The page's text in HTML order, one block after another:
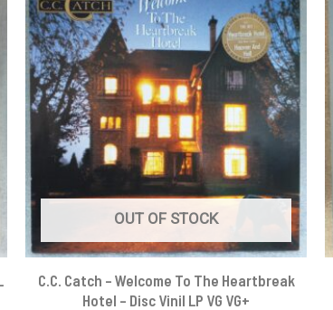
OUT OF STOCK
C.C. Catch – Welcome To The Heartbreak
Hotel – Disc Vinil LP VG VG+